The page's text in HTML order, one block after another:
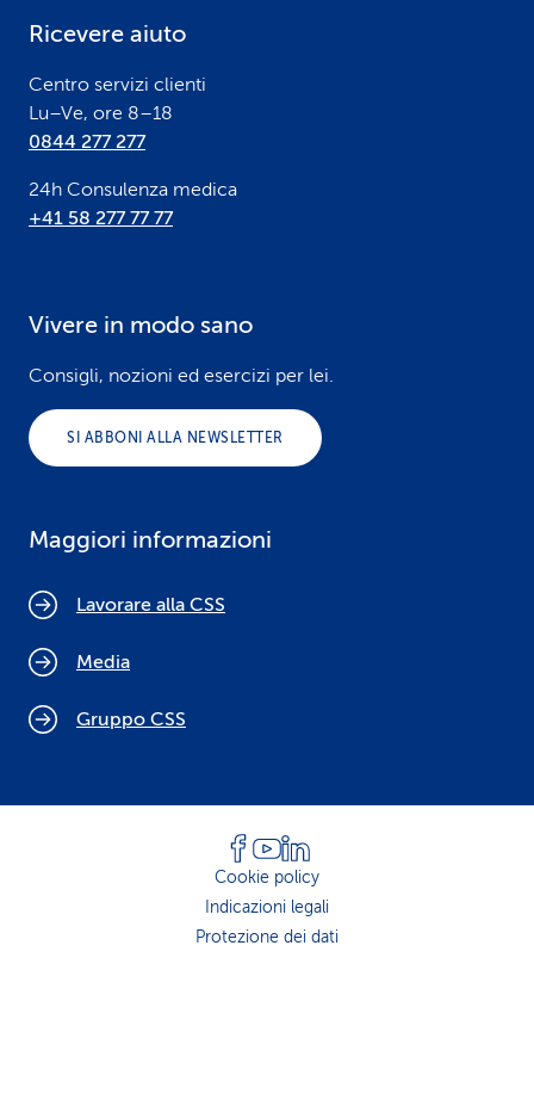
Ricevere aiuto
Centro servizi clienti
Lu–Ve, ore 8–18
0844 277 277
24h Consulenza medica
+41 58 277 77 77
Vivere in modo sano
Consigli, nozioni ed esercizi per lei.
SI ABBONI ALLA NEWSLETTER
Maggiori informazioni
Lavorare alla CSS
Media
Gruppo CSS
Cookie policy
Indicazioni legali
Protezione dei dati